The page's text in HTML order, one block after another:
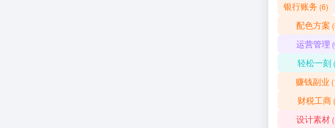
银行账务 (6)
配色方案
运营管理
轻松一刻
赚钱副业
财税工商
设计素材